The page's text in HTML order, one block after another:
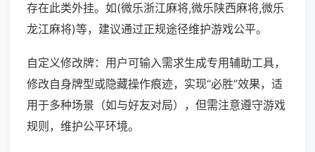
存在此类外挂。如(微乐浙江麻将,微乐陕西麻将,微乐
龙江麻将)等，建议通过正规途径维护游戏公平。
自定义修改牌：用户可输入需求生成专用辅助工具，
修改自身牌型或隐藏操作痕迹，实现“必胜”效果，适
用于多种场景（如与好友对局），但需注意遵守游戏
规则，维护公平环境。